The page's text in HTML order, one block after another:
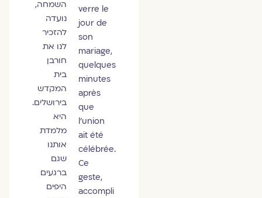
verre le
jour de
son
mariage,
quelques
minutes
après
que
l’union
ait été
célébrée.
Ce
geste,
accompli
השמחה,
נועדה
להזכיר
לנו את
חורבן
בית
המקדש
בירושלים.
היא
מלמדת
אותנו
שגם
ברגעים
היפים